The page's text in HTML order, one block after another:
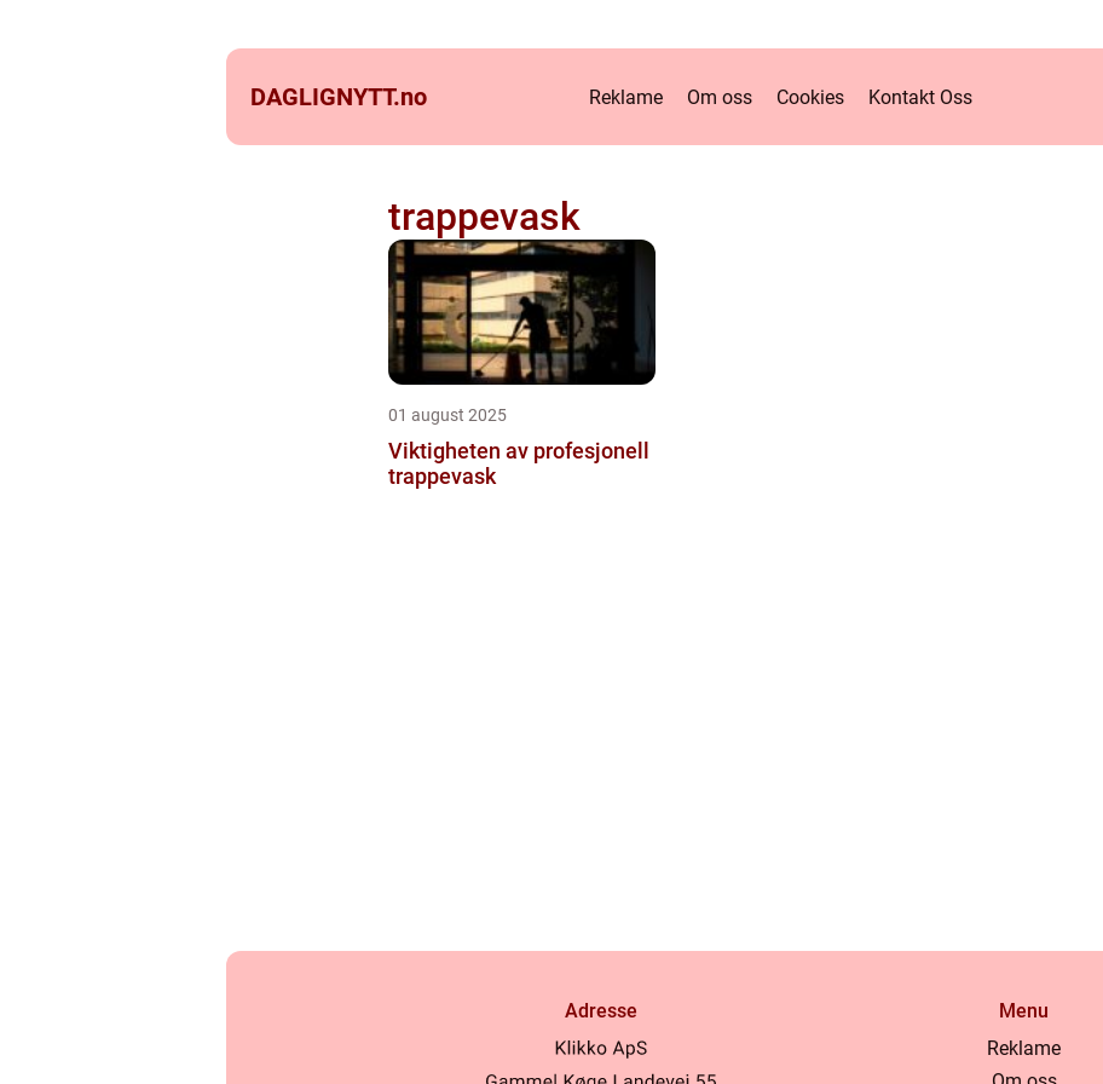
DAGLIGNYTT.no Reklame Om oss Cookies Kontakt Oss
trappevask
01 august 2025
Viktigheten av profesjonell
trappevask
Adresse
Menu
Reklame